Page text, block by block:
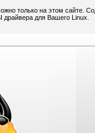
только на этом сайте.
драйвера для Вашего Linux.